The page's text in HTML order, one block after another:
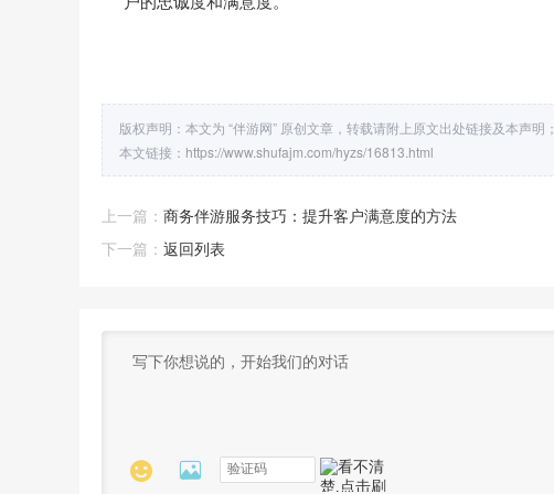
版权声明：本文为 “伴游网” 原创文章，转载请附上原文出处链接及本声明；
本文链接： https://www.shufajm.com/hyzs/16813.html
上一篇： 商务伴游服务技巧：提升客户满意度的方法
下一篇： 返回列表
 